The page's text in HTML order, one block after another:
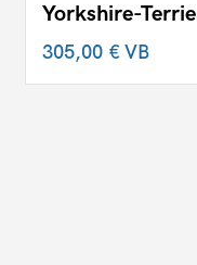
Yorkshire-
305,00 €VB